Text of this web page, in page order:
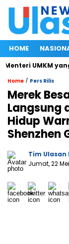
HOME
UMKM yang
Home / Pers Rilis
Merek
Langsung
Hidup
Shenzhen
Tim Ulasan
Jumat, 22